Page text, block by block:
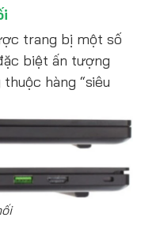
trang bị một số
biệt ấn tượng
hàng “siêu